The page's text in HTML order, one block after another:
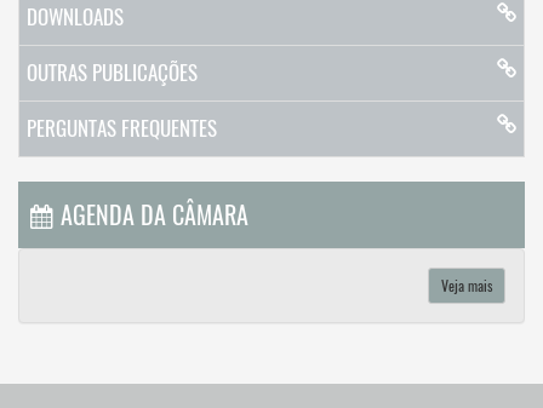
DOWNLOADS
OUTRAS PUBLICAÇÕES
PERGUNTAS FREQUENTES
AGENDA DA CÂMARA
Veja mais